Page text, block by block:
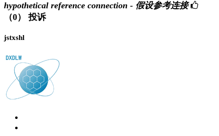
hypothetical reference connection - 假设参考连接
（0）
投诉
jstxshl